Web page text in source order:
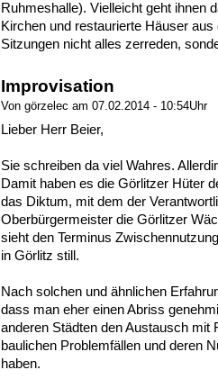
Ruhmeshalle). Vielleicht geht ihnen
Kirchen und restaurierte Häuser
Sitzungen nicht alles zerreden,
Improvisation
Von görzelec am 07.02.2014 - 10:54Uhr
Lieber Herr Beier,
Sie schreiben da viel Wahres.
Damit haben es die Görlitzer Hüter
das Diktum, mit dem der
Oberbürgermeister die Görlitzer
sieht den Terminus
in Görlitz still.
Nach solchen und ähnlichen
dass man eher einen Abriss
anderen Städten den Austausch mit
baulichen Problemfällen und deren
haben.